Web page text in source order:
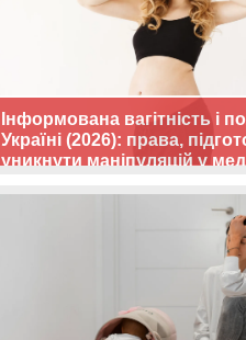
Інформована вагітність і
Україні (2026): права,
уникнути маніпуляцій у